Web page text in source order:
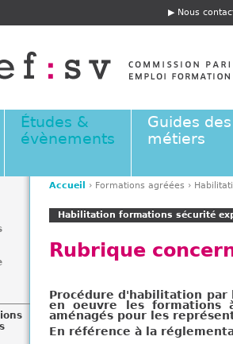
E
t
ê
e
Nous
Études &
évènements
Guides des
métiers
s
e
s
i
Accueil › Formations agréées ›
Habilitation formations sécurité
Rubrique
Procédure d'habilitation par
en oeuvre les formations
aménagés pour les
En référence à la